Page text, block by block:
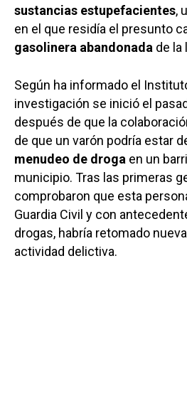
sustancias estupefacientes,
en el que residía el presunto
gasolinera abandonada de la
Según ha informado el
investigación se inició el
después de que la
de que un varón podría estar
menudeo de droga en un
municipio. Tras las primeras
comprobaron que esta
Guardia Civil y con
drogas, habría retomado
actividad delictiva.